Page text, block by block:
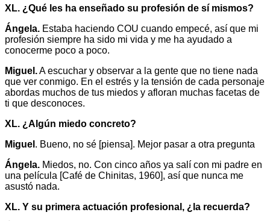
XL. ¿Qué les ha enseñado su profesión de sí mismos?
Ángela. Estaba haciendo COU cuando empecé, así que mi
profesión siempre ha sido mi vida y me ha ayudado a
conocerme poco a poco.
Miguel.A escuchar y observar a la gente que no tiene nada
que ver conmigo. En el estrés y la tensión de cada personaje
abordas muchos de tus miedos y afloran muchas facetas de
ti que desconoces.
XL. ¿Algún miedo concreto?
Miguel . Bueno, no sé [piensa]. Mejor pasar a otra pregunta
Ángela. Miedos, no. Con cinco años ya salí con mi padre en
una película [Café de Chinitas, 1960], así que nunca me
asustó nada.
XL. Y su primera actuación profesional, ¿la recuerda?